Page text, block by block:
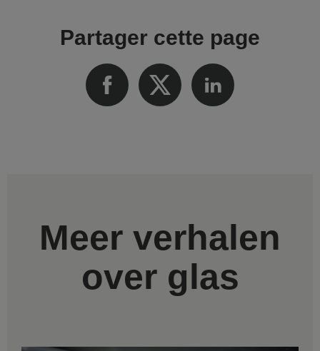
Partager cette page
Meer verhalen
over glas